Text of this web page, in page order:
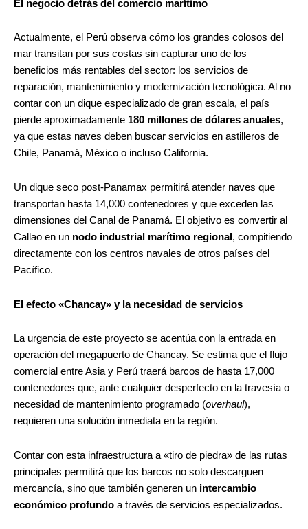
El negocio detrás del comercio marítimo
Actualmente, el Perú observa cómo los grandes colosos del
mar transitan por sus costas sin capturar uno de los
beneficios más rentables del sector: los servicios de
reparación, mantenimiento y modernización tecnológica. Al no
contar con un dique especializado de gran escala, el país
pierde aproximadamente 180 millones de dólares anuales,
ya que estas naves deben buscar servicios en astilleros de
Chile, Panamá, México o incluso California.
Un dique seco post-Panamax permitirá atender naves que
transportan hasta 14,000 contenedores y que exceden las
dimensiones del Canal de Panamá. El objetivo es convertir al
Callao en un nodo industrial marítimo regional , compitiendo
directamente con los centros navales de otros países del
Pacífico.
El efecto «Chancay» y la necesidad de servicios
La urgencia de este proyecto se acentúa con la entrada en
operación del megapuerto de Chancay. Se estima que el flujo
comercial entre Asia y Perú traerá barcos de hasta 17,000
contenedores que, ante cualquier desperfecto en la travesía o
necesidad de mantenimiento programado (overhaul),
requieren una solución inmediata en la región.
Contar con esta infraestructura a «tiro de piedra» de las rutas
principales permitirá que los barcos no solo descarguen
mercancía, sino que también generen un intercambio
económico profundo a través de servicios especializados.